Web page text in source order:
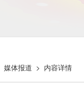
媒体报道 > 内容详情